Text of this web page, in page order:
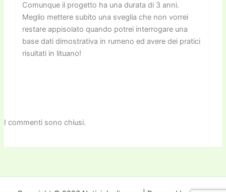
Comunque il progetto ha una durata di 3 anni.
Meglio mettere subito una sveglia che non vorrei
restare appisolato quando potrei interrogare una
base dati dimostrativa in rumeno ed avere dei pratici
risultati in lituano!
I commenti sono chiusi.